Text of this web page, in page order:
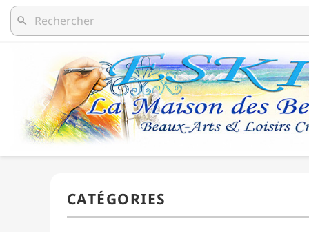
search
Compas
Découpe / Cutters / Lames